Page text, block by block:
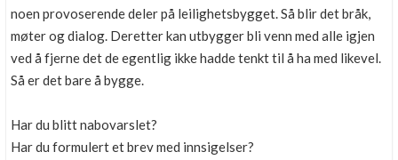
noen provoserende deler på leilighetsbygget. Så blir det bråk,
møter og dialog. Deretter kan utbygger bli venn med alle igjen
ved å fjerne det de egentlig ikke hadde tenkt til å ha med likevel.
Så er det bare å bygge.
Har du blitt nabovarslet?
Har du formulert et brev med innsigelser?